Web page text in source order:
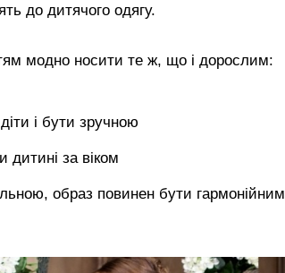
до дитячого одягу.
модно носити те ж, що і дорослим:
і бути зручною
дитині за віком
образ повинен бути гармонійним